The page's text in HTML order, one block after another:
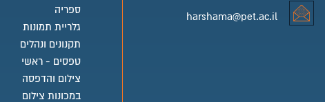
למזכירות בית ספר טלפון
harshama@pet.ac.il
ספריה
גלריית תמונות
תקנונים ונהלים
טפסים - ראשי
צילום והדפסה
במכונות צילום